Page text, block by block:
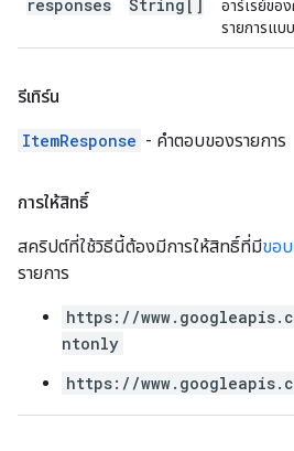
responses String[]
อาร์เรย์ขอ
รายการแบ
รีเทิร์น
ItemResponse - คำตอบของรายการ
การให้สิทธิ์
สคริปต์ที่ใช้วิธีนี้ต้องมีการให้สิทธิ์ที่มีขอ
รายการ
https://
ntonly
https://